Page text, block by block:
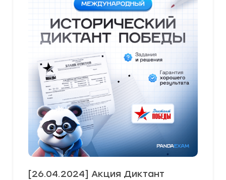
[26.04.2024] Акция Диктант